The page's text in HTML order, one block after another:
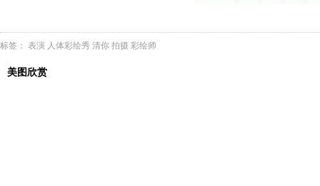
标签： 表演 人体彩绘秀 清你 拍摄 彩绘师
美图欣赏